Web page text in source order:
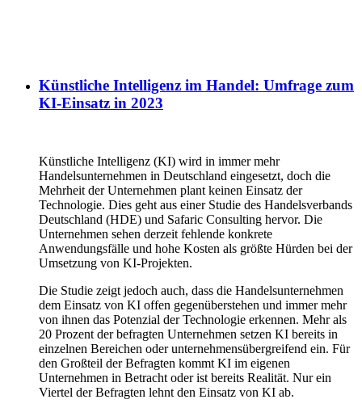
Künstliche Intelligenz im Handel: Umfrage zum
KI-Einsatz in 2023
Künstliche Intelligenz (KI) wird in immer mehr
Handelsunternehmen in Deutschland eingesetzt, doch die
Mehrheit der Unternehmen plant keinen Einsatz der
Technologie. Dies geht aus einer Studie des Handelsverbands
Deutschland (HDE) und Safaric Consulting hervor. Die
Unternehmen sehen derzeit fehlende konkrete
Anwendungsfälle und hohe Kosten als größte Hürden bei der
Umsetzung von KI-Projekten.
Die Studie zeigt jedoch auch, dass die Handelsunternehmen
dem Einsatz von KI offen gegenüberstehen und immer mehr
von ihnen das Potenzial der Technologie erkennen. Mehr als
20 Prozent der befragten Unternehmen setzen KI bereits in
einzelnen Bereichen oder unternehmensübergreifend ein. Für
den Großteil der Befragten kommt KI im eigenen
Unternehmen in Betracht oder ist bereits Realität. Nur ein
Viertel der Befragten lehnt den Einsatz von KI ab.